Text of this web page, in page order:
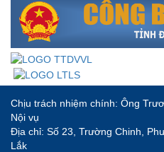
Chịu trách nhiệm chính: Ông
Nội vụ
Địa chỉ: Số 23, Trường Chinh,
Lắk